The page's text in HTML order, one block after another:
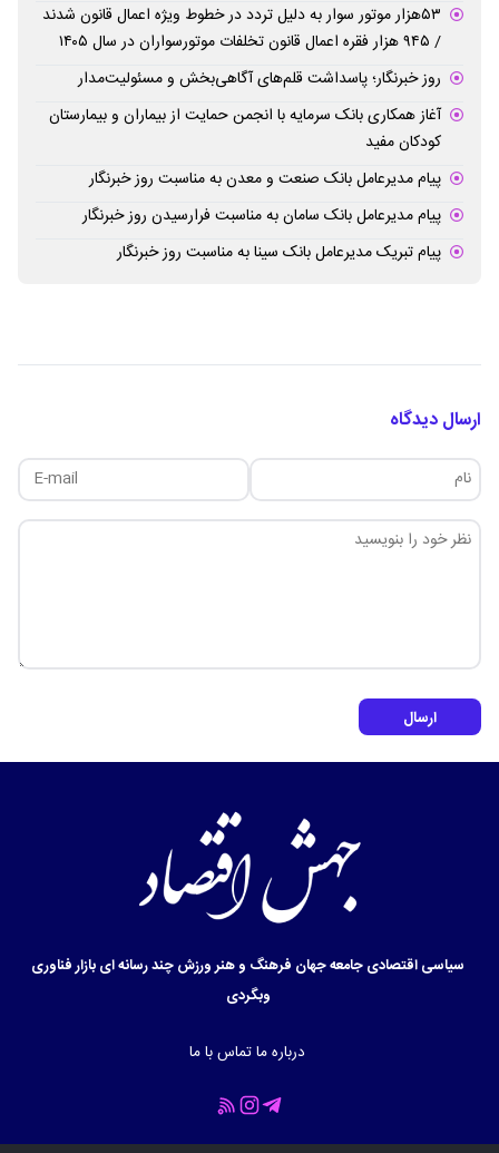
۵۳هزار موتور سوار به دلیل تردد در خطوط ویژه اعمال قانون شدند
/ ۹۴۵ هزار فقره اعمال قانون تخلفات موتورسواران در سال ۱۴۰۵
روز خبرنگار؛ پاسداشت قلم‌های آگاهی‌بخش و مسئولیت‌مدار
آغاز همکاری بانک سرمایه با انجمن حمایت از بیماران و بیمارستان
کودکان مفید
پیام مدیرعامل بانک صنعت و معدن به مناسبت روز خبرنگار
پیام مدیرعامل بانک سامان به مناسبت فرارسیدن روز خبرنگار
پیام تبریک مدیرعامل بانک سینا به مناسبت روز خبرنگار
ارسال دیدگاه
ارسال
سیاسیاقتصادیجامعهجهان فرهنگ و هنرورزشچند رسانه ایبازارفناوری
وبگردی
درباره ماتماس با ما